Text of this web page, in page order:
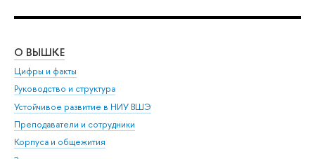
О ВЫШКЕ
Цифры и факты
Руководство и структура
Устойчивое развитие в НИУ ВШЭ
Преподаватели и сотрудники
Корпуса и общежития